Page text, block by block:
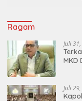
Ragam
Juli
MKD
Juli